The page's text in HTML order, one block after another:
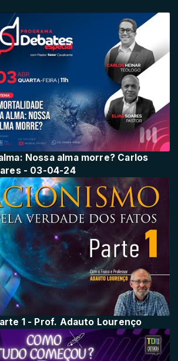
Nossa alma morre? Carlos
- 03-04-24
1 - Prof. Adauto Lourenço